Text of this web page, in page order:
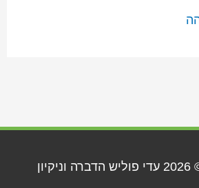
עדי פוליש הדברה וניקיון